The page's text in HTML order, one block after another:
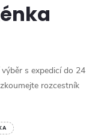
s expedicí do 24
rozcestník